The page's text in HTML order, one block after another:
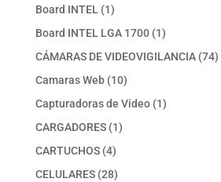
Board INTEL 11
producto
Board INTEL LGA 1700 11
producto
CÁMARAS DE VIDEOVIGILANCIA 7474
Camaras Web 1010
productos
Capturadoras de Video 11
CARGADORES 11
CARTUCHOS 44
productos
CELULARES 2828